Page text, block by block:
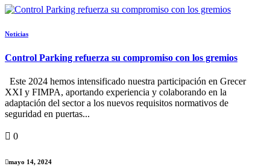
Noticias
Control Parking refuerza su compromiso con los gremios
Este 2024 hemos intensificado nuestra participación en Grecer
XXI y FIMPA, aportando experiencia y colaborando en la
adaptación del sector a los nuevos requisitos normativos de
seguridad en puertas...
0
mayo 14, 2024